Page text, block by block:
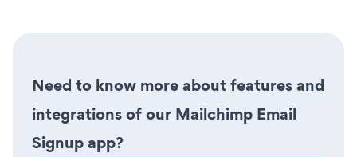
Need to know more about features and
integrations of our Mailchimp Email
Signup app?